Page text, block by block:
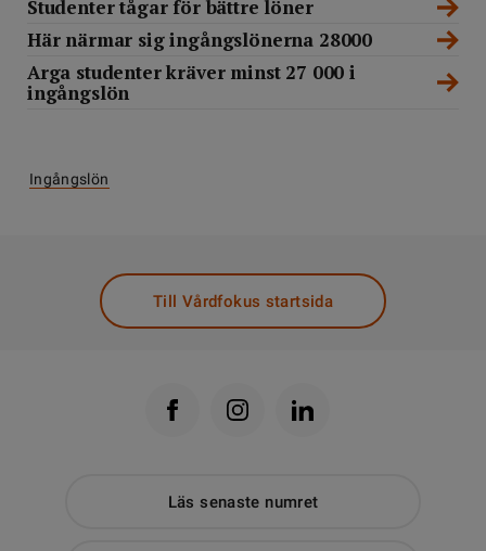
Studenter tågar för bättre löner
Här närmar sig ingångslönerna 28000
Arga studenter kräver minst 27 000 i
ingångslön
Ingångslön
Till Vårdfokus startsida
Läs senaste numret